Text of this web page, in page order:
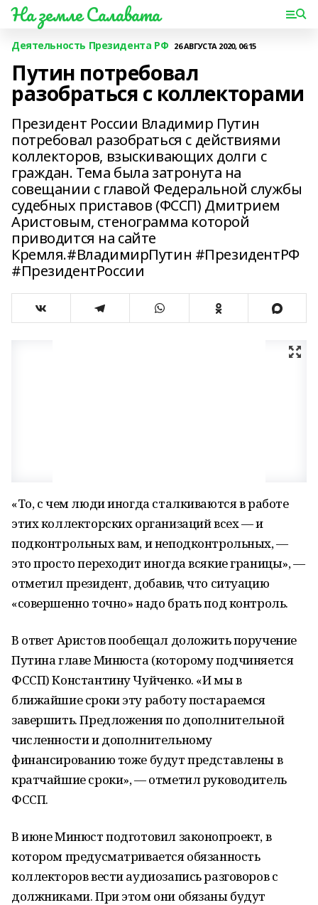
На земле Салавата
Деятельность Президента РФ 26 АВГУСТА 2020, 06:15
Путин потребовал
разобраться с коллекторами
Президент России Владимир Путин
потребовал разобраться с действиями
коллекторов, взыскивающих долги с
граждан. Тема была затронута на
совещании с главой Федеральной службы
судебных приставов (ФССП) Дмитрием
Аристовым, стенограмма которой
приводится на сайте
Кремля.#ВладимирПутин #ПрезидентРФ
#ПрезидентРоссии
«То, с чем люди иногда сталкиваются в работе
этих коллекторских организаций всех — и
подконтрольных вам, и неподконтрольных, —
это просто переходит иногда всякие границы», —
отметил президент, добавив, что ситуацию
«совершенно точно» надо брать под контроль.
В ответ Аристов пообещал доложить поручение
Путина главе Минюста (которому подчиняется
ФССП) Константину Чуйченко. «И мы в
ближайшие сроки эту работу постараемся
завершить. Предложения по дополнительной
численности и дополнительному
финансированию тоже будут представлены в
кратчайшие сроки», — отметил руководитель
ФССП.
В июне Минюст подготовил законопроект, в
котором предусматривается обязанность
коллекторов вести аудиозапись разговоров с
должниками. При этом они обязаны будут